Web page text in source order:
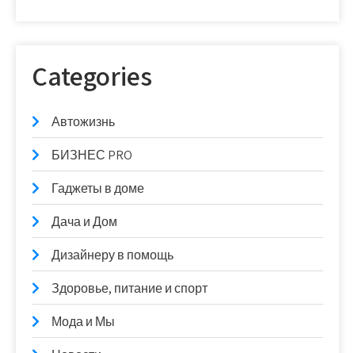
Categories
Автожизнь
БИЗНЕС PRO
Гаджеты в доме
Дача и Дом
Дизайнеру в помощь
Здоровье, питание и спорт
Мода и Мы